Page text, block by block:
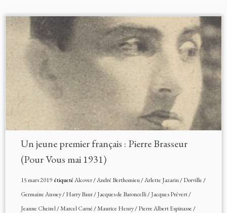
Un jeune premier français : Pierre Brasseur
(Pour Vous mai 1931)
15 mars 2019étiquetéAlcover/André Berthomieu/Arlette Jazarin/Dorville/
Germaine Aussey/Harry Baur/Jacques de Baroncelli/Jacques Prévert/
Jeanne Cheirel/Marcel Carné/Maurice Henry/Pierre Albert Espinasse/